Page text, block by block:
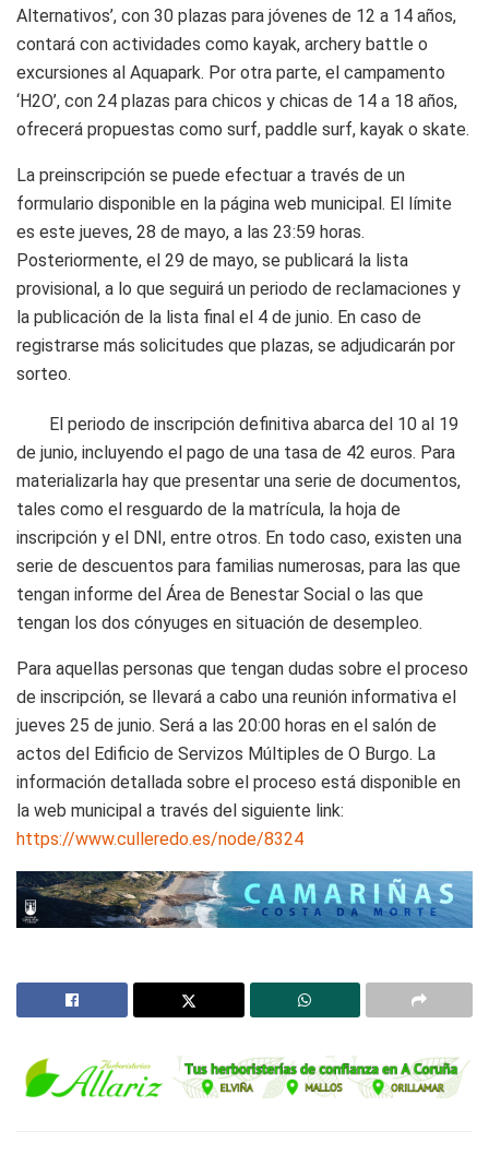
Alternativos’, con 30 plazas para jóvenes de 12 a 14 años,
contará con actividades como kayak, archery battle o
excursiones al Aquapark. Por otra parte, el campamento
‘H2O’, con 24 plazas para chicos y chicas de 14 a 18 años,
ofrecerá propuestas como surf, paddle surf, kayak o skate.
La preinscripción se puede efectuar a través de un
formulario disponible en la página web municipal. El límite
es este jueves, 28 de mayo, a las 23:59 horas.
Posteriormente, el 29 de mayo, se publicará la lista
provisional, a lo que seguirá un periodo de reclamaciones y
la publicación de la lista final el 4 de junio. En caso de
registrarse más solicitudes que plazas, se adjudicarán por
sorteo.
El periodo de inscripción definitiva abarca del 10 al 19
de junio, incluyendo el pago de una tasa de 42 euros. Para
materializarla hay que presentar una serie de documentos,
tales como el resguardo de la matrícula, la hoja de
inscripción y el DNI, entre otros. En todo caso, existen una
serie de descuentos para familias numerosas, para las que
tengan informe del Área de Benestar Social o las que
tengan los dos cónyuges en situación de desempleo.
Para aquellas personas que tengan dudas sobre el proceso
de inscripción, se llevará a cabo una reunión informativa el
jueves 25 de junio. Será a las 20:00 horas en el salón de
actos del Edificio de Servizos Múltiples de O Burgo. La
información detallada sobre el proceso está disponible en
la web municipal a través del siguiente link:
https://www.culleredo.es/node/8324